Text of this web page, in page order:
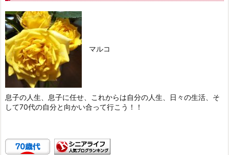
マルコ
息子の人生、息子に任せ、これからは自分の人生、日々の生活、そ
して70代の自分と向かい合って行こう！！